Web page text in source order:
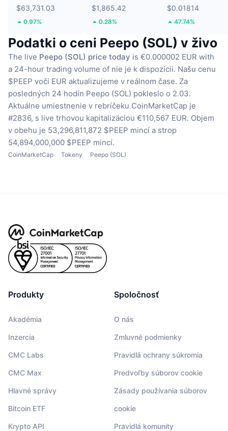
$63,731.03
0.97%
$1,865.42
0.28%
$0.01814
47.74%
Podatki o ceni Peepo (SOL) v živo
The live Peepo (SOL) price today is €0.000002 EUR with
a 24-hour trading volume of nie je k dispozícii. Našu cenu
$PEEP voči EUR aktualizujeme v reálnom čase. Za
posledných 24 hodín Peepo (SOL) pokleslo o 2.03.
Aktuálne umiestnenie v rebríčeku CoinMarketCap je
#2836, s live trhovou kapitalizáciou €110,567 EUR. Objem
v obehu je 53,296,811,872 $PEEP mincí a strop
54,894,000,000 $PEEP mincí.
CoinMarketCap Tokeny Peepo (SOL)
Produkty
Akadémia
Inzercia
CMC Labs
CMC Max
Hlavné správy
Bitcoin ETF
Krypto API
Spoločnosť
O nás
Zmluvné podmienky
Pravidlá ochrany súkromia
Predvoľby súborov cookie
Zásady používania súborov
cookie
Pravidlá komunity